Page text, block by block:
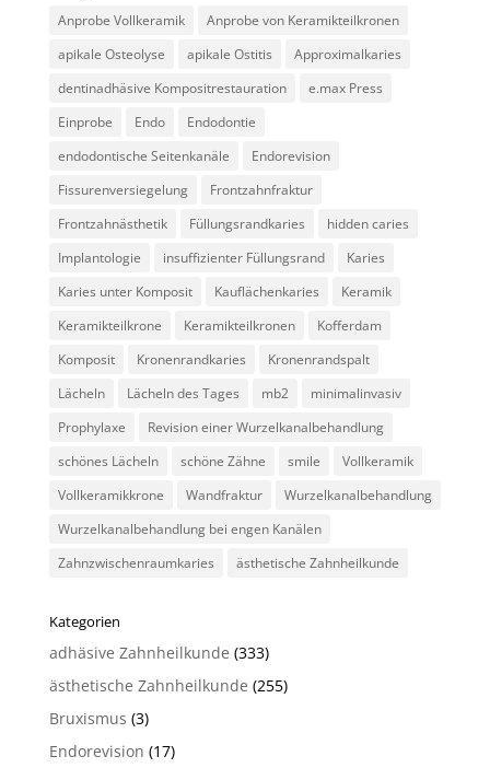
Anprobe Vollkeramik
Anprobe von Keramikteilkronen
apikale Osteolyse
apikale Ostitis
Approximalkaries
dentinadhäsive Kompositrestauration
e.max Press
Einprobe
Endo
Endodontie
endodontische Seitenkanäle
Endorevision
Fissurenversiegelung
Frontzahnfraktur
Frontzahnästhetik
Füllungsrandkaries
hidden caries
Implantologie
insuffizienter Füllungsrand
Karies
Karies unter Komposit
Kauflächenkaries
Keramik
Keramikteilkrone
Keramikteilkronen
Kofferdam
Komposit
Kronenrandkaries
Kronenrandspalt
Lächeln
Lächeln des Tages mb2
minimalinvasiv
Prophylaxe
Revision einer Wurzelkanalbehandlung
schönes Lächeln
schöne Zähne smile
Vollkeramik
Vollkeramikkrone
Wandfraktur
Wurzelkanalbehandlung
Wurzelkanalbehandlung bei engen Kanälen
Zahnzwischenraumkaries
ästhetische Zahnheilkunde
Kategorien
adhäsive Zahnheilkunde (333)
ästhetische Zahnheilkunde (255)
Bruxismus (3)
Endorevision (17)